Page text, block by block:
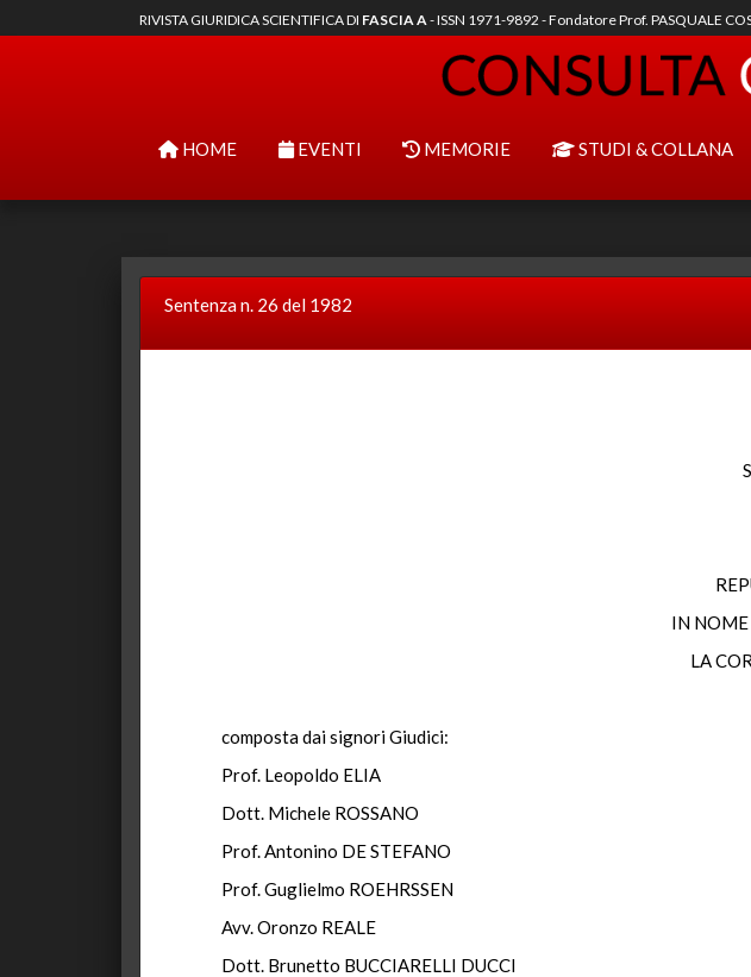
RIVISTA GIURIDICA SCIENTIFICA DI FASCIA A- ISSN 1971-9892 - Fondatore Prof. PASQUALE
HOME EVENTI MEMORIE STUDI & COLLANA
Sentenza n. 26 del 1982
IN
LA
composta dai signori Giudici:
Prof. Leopoldo ELIA
Dott. Michele ROSSANO
Prof. Antonino DE STEFANO
Prof. Guglielmo ROEHRSSEN
Avv. Oronzo REALE
Dott. Brunetto BUCCIARELLI DUCCI